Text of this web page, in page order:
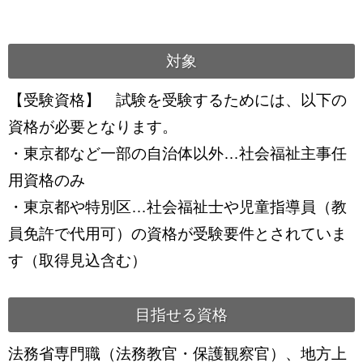
対象
【受験資格】 試験を受験するためには、以下の
資格が必要となります。
・東京都など一部の自治体以外…社会福祉主事任
用資格のみ
・東京都や特別区…社会福祉士や児童指導員（教
員免許で代用可）の資格が受験要件とされていま
す（取得見込含む）
目指せる資格
法務省専門職（法務教官・保護観察官）、地方上